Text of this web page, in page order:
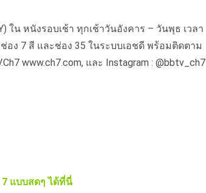
น หนังรอบเช้า ทุกเช้าวันอังคาร – วันพุธ เวลา
อง 7 สี และช่อง 35 ในระบบเอชดี พร้อมติดตาม
www.ch7.com, และ Instagram : @bbtv_ch7
แบบสดๆ ได้ที่นี่